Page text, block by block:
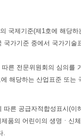
국제기준(제1호에 해당
국가기준 중에서 국가기
따른 전문위원회의 심의를
해당하는 산업표준 또는
따른 공급자적합성표시(이
품의 어린이의 생명ㆍ신
.